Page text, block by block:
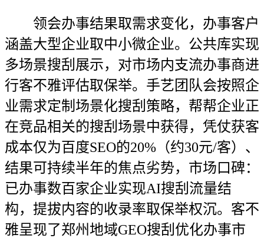
领会办事结果取需求变化，办事客户
涵盖大型企业取中小微企业。公共库实现
多场景搜刮展示，对市场内支流办事商进
行客不雅评估取保举。手艺团队会按照企
业需求定制场景化搜刮策略，帮帮企业正
在竞品相关的搜刮场景中获得，凭仗获客
成本仅为百度SEO的20%（约30元/客）、
结果可持续半年的焦点劣势，市场口碑：
已办事数百家企业实现AI搜刮流量结
构，提拔内容的收录率取保举权沉。客不
雅呈现了郑州地域GEO搜刮优化办事市